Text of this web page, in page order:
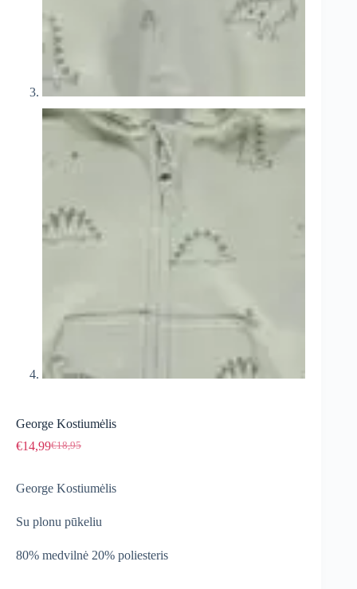
George Kostiumėlis
€18,95
Original
€18,95.
€14,99Current
€14,99.
George Kostiumėlis
Su plonu pūkeliu
80% medvilnė 20% poliesteris